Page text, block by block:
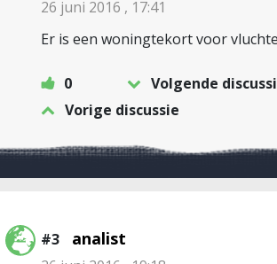
26 juni 2016 , 17:41
Er is een woningtekort voor
0
Volgende
Vorige discussie
#3 analist